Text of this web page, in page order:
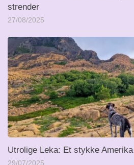
strender
27/08/2025
Utrolige Leka: Et stykke Amerika
29/07/2025